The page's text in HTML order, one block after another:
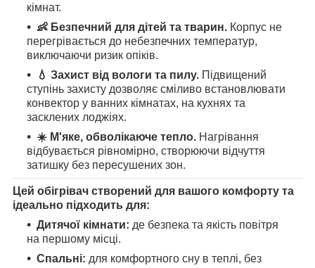
кімнат.
👶 Безпечний для дітей та тварин. Корпус не
перегрівається до небезпечних температур,
виключаючи ризик опіків.
💧 Захист від вологи та пилу. Підвищений
ступінь захисту дозволяє сміливо встановлювати
конвектор у ванних кімнатах, на кухнях та
засклених лоджіях.
☀️ М'яке, обволікаюче тепло. Нагрівання
відбувається рівномірно, створюючи відчуття
затишку без пересушених зон.
Цей обігрівач створений для вашого комфорту та
ідеально підходить для:
Дитячої кімнати: де безпека та якість повітря
на першому місці.
Спальні: для комфортного сну в теплі, без